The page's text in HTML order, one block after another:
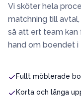
Vi sköter hela
matchning till
så att ert team
hand om boendet i
Fullt möblerade
Korta och långa